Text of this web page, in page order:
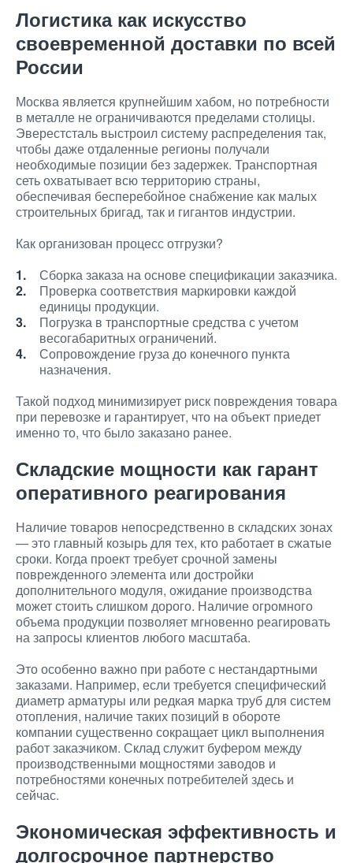
Логистика как искусство
своевременной доставки по всей
России
Москва является крупнейшим хабом, но потребности
в металле не ограничиваются пределами столицы.
Эверестсталь выстроил систему распределения так,
чтобы даже отдаленные регионы получали
необходимые позиции без задержек. Транспортная
сеть охватывает всю территорию страны,
обеспечивая бесперебойное снабжение как малых
строительных бригад, так и гигантов индустрии.
Как организован процесс отгрузки?
Сборка заказа на основе спецификации заказчика.
Проверка соответствия маркировки каждой
единицы продукции.
Погрузка в транспортные средства с учетом
весогабаритных ограничений.
Сопровождение груза до конечного пункта
назначения.
Такой подход минимизирует риск повреждения товара
при перевозке и гарантирует, что на объект приедет
именно то, что было заказано ранее.
Складские мощности как гарант
оперативного реагирования
Наличие товаров непосредственно в складских зонах
— это главный козырь для тех, кто работает в сжатые
сроки. Когда проект требует срочной замены
поврежденного элемента или достройки
дополнительного модуля, ожидание производства
может стоить слишком дорого. Наличие огромного
объема продукции позволяет мгновенно реагировать
на запросы клиентов любого масштаба.
Это особенно важно при работе с нестандартными
заказами. Например, если требуется специфический
диаметр арматуры или редкая марка труб для систем
отопления, наличие таких позиций в обороте
компании существенно сокращает цикл выполнения
работ заказчиком. Склад служит буфером между
производственными мощностями заводов и
потребностями конечных потребителей здесь и
сейчас.
Экономическая эффективность и
долгосрочное партнерство